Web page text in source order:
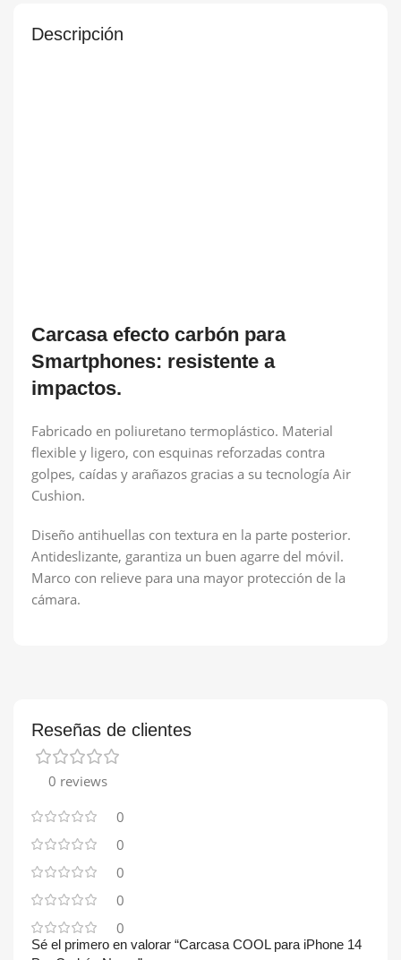
Descripción
Carcasa efecto carbón para
Smartphones: resistente a
impactos.
Fabricado en poliuretano termoplástico. Material
flexible y ligero, con esquinas reforzadas contra
golpes, caídas y arañazos gracias a su tecnología Air
Cushion.
Diseño antihuellas con textura en la parte posterior.
Antideslizante, garantiza un buen agarre del móvil.
Marco con relieve para una mayor protección de la
cámara.
Reseñas de clientes
0 reviews
0
0
0
0
0
Sé el primero en valorar “Carcasa COOL para iPhone 14